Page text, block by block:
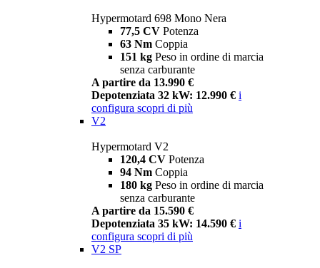
Hypermotard 698 Mono Nera
77,5 CV Potenza
63 Nm Coppia
151 kg Peso in ordine di marcia
senza carburante
A partire da 13.990 €
Depotenziata 32 kW: 12.990 € i
configura scopri di più
V2
Hypermotard V2
120,4 CV Potenza
94 Nm Coppia
180 kg Peso in ordine di marcia
senza carburante
A partire da 15.590 €
Depotenziata 35 kW: 14.590 € i
configura scopri di più
V2 SP